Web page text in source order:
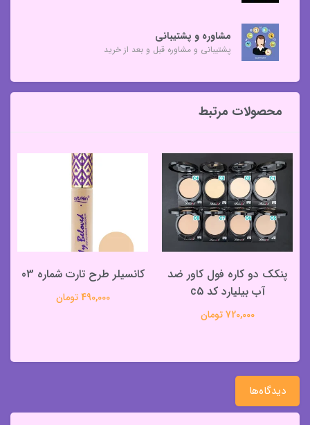
مشاوره و پشتیبانی
پشتیبانی و مشاوره قبل و بعد از خرید
محصولات مرتبط
پنکک دو کاره فول کاور ضد
آب بیلیارد کد c5
720,000 تومان
کانسیلر طرح تارت شماره 03
490,000 تومان
دیدگاه‌ها